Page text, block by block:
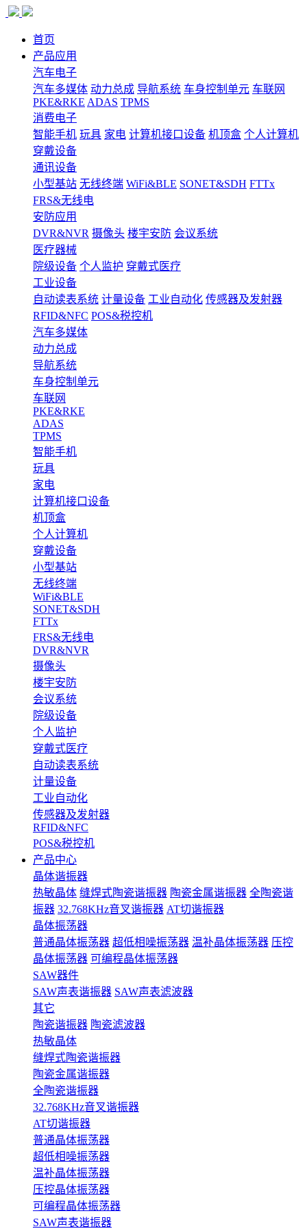
首页
产品应用
汽车电子
汽车多媒体 动力总成 导航系统 车身控制单元 车联网
PKE&RKE ADAS TPMS
消费电子
智能手机 玩具 家电 计算机接口设备 机顶盒 个人计算机
穿戴设备
通讯设备
小型基站 无线终端 WiFi&BLE SONET&SDH FTTx
FRS&无线电
安防应用
DVR&NVR 摄像头 楼宇安防 会议系统
医疗器械
院级设备 个人监护 穿戴式医疗
工业设备
自动读表系统 计量设备 工业自动化 传感器及发射器
RFID&NFC POS&税控机
汽车多媒体
动力总成
导航系统
车身控制单元
车联网
PKE&RKE
ADAS
TPMS
智能手机
玩具
家电
计算机接口设备
机顶盒
个人计算机
穿戴设备
小型基站
无线终端
WiFi&BLE
SONET&SDH
FTTx
FRS&无线电
DVR&NVR
摄像头
楼宇安防
会议系统
院级设备
个人监护
穿戴式医疗
自动读表系统
计量设备
工业自动化
传感器及发射器
RFID&NFC
POS&税控机
产品中心
晶体谐振器
热敏晶体 缝焊式陶瓷谐振器 陶瓷金属谐振器 全陶瓷谐
振器 32.768KHz音叉谐振器 AT切谐振器
晶体振荡器
普通晶体振荡器 超低相噪振荡器 温补晶体振荡器 压控
晶体振荡器 可编程晶体振荡器
SAW器件
SAW声表谐振器 SAW声表滤波器
其它
陶瓷谐振器 陶瓷滤波器
热敏晶体
缝焊式陶瓷谐振器
陶瓷金属谐振器
全陶瓷谐振器
32.768KHz音叉谐振器
AT切谐振器
普通晶体振荡器
超低相噪振荡器
温补晶体振荡器
压控晶体振荡器
可编程晶体振荡器
SAW声表谐振器